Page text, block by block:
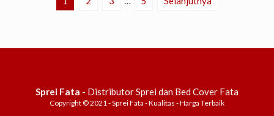
Sprei Fata - Distributor Sprei dan Bed Cover Fata
Copyright © 2021 - Sprei Fata - Kualitas - Harga Terbaik